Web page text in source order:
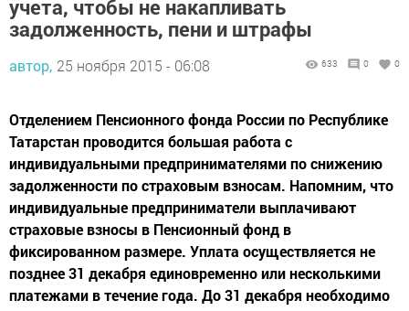
учета, чтобы не накапливать
задолженность, пени и штрафы
автор, 25 ноября 2015 - 06:08 633 0 0
Отделением Пенсионного фонда России по Республике
Татарстан проводится большая работа с
индивидуальными предпринимателями по снижению
задолженности по страховым взносам. Напомним, что
индивидуальные предприниматели выплачивают
страховые взносы в Пенсионный фонд в
фиксированном размере. Уплата осуществляется не
позднее 31 декабря единовременно или несколькими
платежами в течение года. До 31 декабря необходимо